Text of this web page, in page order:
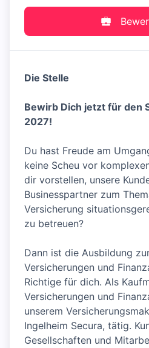
Die Stelle
Bewirb Dich jetzt für den
2027!
Du hast Freude am
keine Scheu vor
dir vorstellen, unsere
Businesspartner zum
Versicherung
zu betreuen?
Dann ist die Ausbildung
Versicherungen und
Richtige für dich. Als
Versicherungen und
unserem
Ingelheim Secura, tätig.
Gesellschaften und